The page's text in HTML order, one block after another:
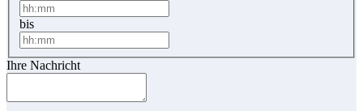
bis
Ihre Nachricht